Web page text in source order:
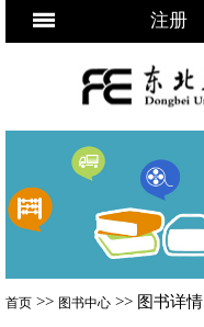
注册
首页 >> 图书中心 >> 图书详情